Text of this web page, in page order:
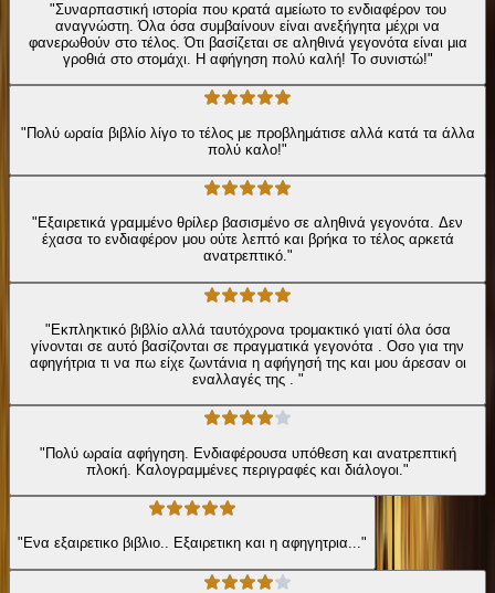
"Συναρπαστική ιστορία που κρατά αμείωτο το ενδιαφέρον του
αναγνώστη. Όλα όσα συμβαίνουν είναι ανεξήγητα μέχρι να
φανερωθούν στο τέλος. Ότι βασίζεται σε αληθινά γεγονότα είναι μια
γροθιά στο στομάχι. Η αφήγηση πολύ καλή! Το συνιστώ!"
"Πολύ ωραία βιβλίο λίγο το τέλος με προβλημάτισε αλλά κατά τα άλλα
πολύ καλο!"
"Εξαιρετικά γραμμένο θρίλερ βασισμένο σε αληθινά γεγονότα. Δεν
έχασα το ενδιαφέρον μου ούτε λεπτό και βρήκα το τέλος αρκετά
ανατρεπτικό."
"Εκπληκτικό βιβλίο αλλά ταυτόχρονα τρομακτικό γιατί όλα όσα
γίνονται σε αυτό βασίζονται σε πραγματικά γεγονότα . Οσο για την
αφηγήτρια τι να πω είχε ζωντάνια η αφήγησή της και μου άρεσαν οι
εναλλαγές της . "
"Πολύ ωραία αφήγηση. Ενδιαφέρουσα υπόθεση και ανατρεπτική
πλοκή. Καλογραμμένες περιγραφές και διάλογοι."
"Ενα εξαιρετικο βιβλιο.. Εξαιρετικη και η αφηγητρια..."